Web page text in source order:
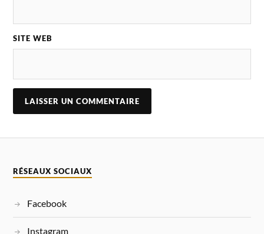
SITE WEB
T
A
V
RÉSEAUX SOCIAUX
Facebook
Instagram